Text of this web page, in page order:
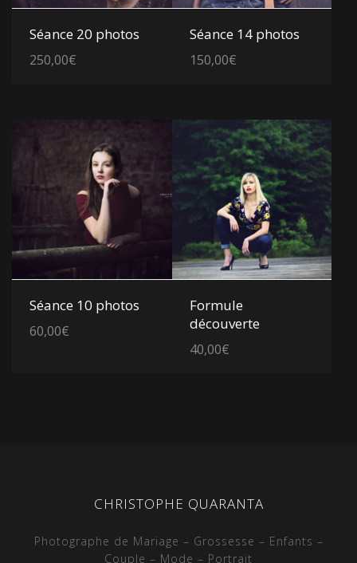
Voir les détails
Séance 20 photos
250,00€
Voir les détails
Séance 14 photos
150,00€
Voir les détails
Séance 10 photos
60,00€
Voir les détails
Formule
découverte
40,00€
CHRISTOPHE QUARANTA
Photographe de Mariage – Grossesse – Enfants –
Couple – Mode – Portrait